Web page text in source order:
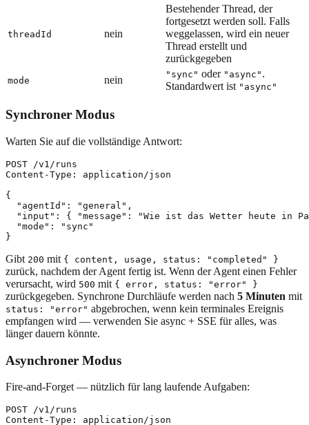
threadId nein
Bestehender Thread, der
fortgesetzt werden soll. Falls
weggelassen, wird ein neuer
Thread erstellt und
zurückgegeben
mode nein "sync" oder "async" .
Standardwert ist "async"
Synchroner Modus
Warten Sie auf die vollständige Antwort:
POST /v1/runs
Content-Type: application/json
{
  "agentId": "general",
"input": { "message": "Wie ist das Wetter heute in
  "mode": "sync"
Gibt 200 mit { content, usage, status: "completed" }
zurück, nachdem der Agent fertig ist. Wenn der Agent einen Fehler
verursacht, wird 500 mit { error, status: "error" }
zurückgegeben. Synchrone Durchläufe werden nach 5 Minuten mit
status: "error" abgebrochen, wenn kein terminales Ereignis
empfangen wird — verwenden Sie async + SSE für alles, was
länger dauern könnte.
Asynchroner Modus
Fire-and-Forget — nützlich für lang laufende Aufgaben:
POST /v1/runs
Content-Type: application/json